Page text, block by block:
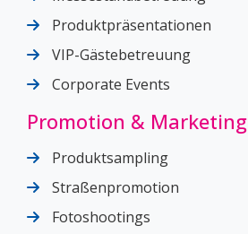
Produktpräsentationen
VIP-Gästebetreuung
Corporate Events
Promotion & Marketing
Produktsampling
Straßenpromotion
Fotoshootings